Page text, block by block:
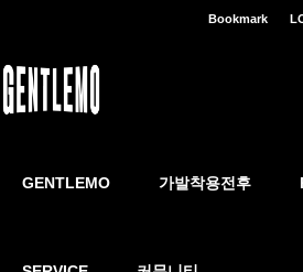
Bookmark
GENTLEMO 가발착용전후
가발착